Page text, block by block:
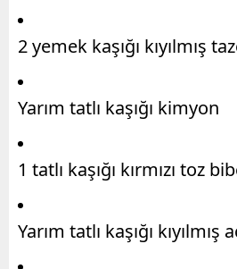
2 yemek kaşığı kıyılmış
Yarım tatlı kaşığı kimyon
1 tatlı kaşığı kırmızı toz
Yarım tatlı kaşığı kıyılmış